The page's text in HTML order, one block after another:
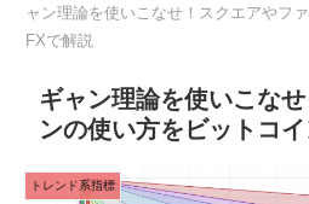
ャン理論を使いこなせ！スクエアやフ
FXで解説
ギャン理論を使いこな
ンの使い方をビットコ
トレンド系指標